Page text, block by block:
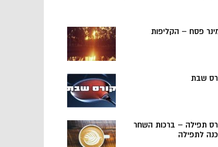
פסח – הקליפות
שבת
תפילה – ברכות השחר
לתפילה